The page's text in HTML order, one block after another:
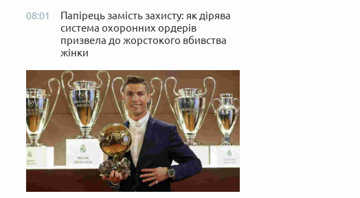
08:01
Папірець замість захисту: як дірява
система охоронних ордерів
призвела до жорстокого вбивства
жінки